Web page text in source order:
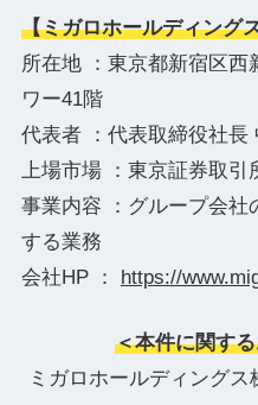
【ミガロホールディン
所在地 ：東京都新宿区⻄
ワー41階
代表者 ：代表取締役社⻑
上場市場 ：東京証券取
事業内容 ：グループ会社
する業務
会社HP ： https://
＜本件に関す
ミガロホールディング